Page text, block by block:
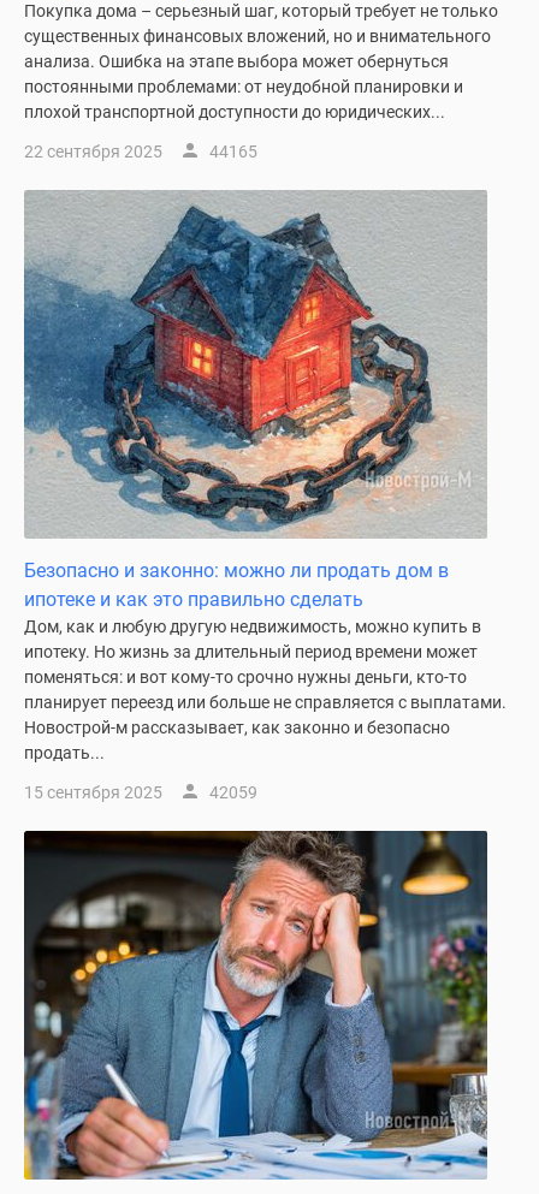
Покупка дома – серьезный шаг, который требует не только
существенных финансовых вложений, но и внимательного
анализа. Ошибка на этапе выбора может обернуться
постоянными проблемами: от неудобной планировки и
плохой транспортной доступности до юридических...
22 сентября 2025 44165
Безопасно и законно: можно ли продать дом в
ипотеке и как это правильно сделать
Дом, как и любую другую недвижимость, можно купить в
ипотеку. Но жизнь за длительный период времени может
поменяться: и вот кому-то срочно нужны деньги, кто-то
планирует переезд или больше не справляется с выплатами.
Новострой-м рассказывает, как законно и безопасно
продать...
15 сентября 2025 42059